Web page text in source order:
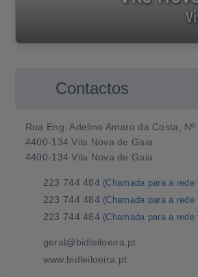
Contactos
Rua Eng. Adelino Amaro da Costa,
4400-134 Vila Nova de Gaia
4400-134 Vila Nova de Gaia
223 744 484 (Chamada para a
223 744 484 (Chamada para a
223 744 484 (Chamada para a
geral@bidleiloeira.pt
www.bidleiloeira.pt